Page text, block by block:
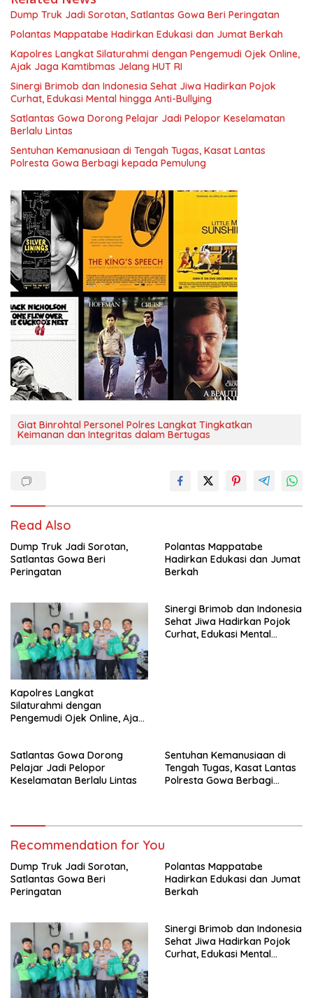
Dump Truk Jadi Sorotan, Satlantas Gowa Beri Peringatan
Polantas Mappatabe Hadirkan Edukasi dan Jumat Berkah
Kapolres Langkat Silaturahmi dengan Pengemudi Ojek Online,
Ajak Jaga Kamtibmas Jelang HUT RI
Sinergi Brimob dan Indonesia Sehat Jiwa Hadirkan Pojok
Curhat, Edukasi Mental hingga Anti-Bullying
Satlantas Gowa Dorong Pelajar Jadi Pelopor Keselamatan
Berlalu Lintas
Sentuhan Kemanusiaan di Tengah Tugas, Kasat Lantas
Polresta Gowa Berbagi kepada Pemulung
Giat Binrohtal Personel Polres Langkat Tingkatkan
Keimanan dan Integritas dalam Bertugas
Read Also
Dump Truk Jadi Sorotan,
Satlantas Gowa Beri
Peringatan
Polantas Mappatabe
Hadirkan Edukasi dan Jumat
Berkah
Kapolres Langkat
Silaturahmi dengan
Pengemudi Ojek Online, Ajak
Sinergi Brimob dan Indonesia
Sehat Jiwa Hadirkan Pojok
Curhat, Edukasi Mental
Satlantas Gowa Dorong
Pelajar Jadi Pelopor
Keselamatan Berlalu Lintas
Sentuhan Kemanusiaan di
Tengah Tugas, Kasat Lantas
Polresta Gowa Berbagi
Recommendation for You
Dump Truk Jadi Sorotan,
Satlantas Gowa Beri
Peringatan
Polantas Mappatabe
Hadirkan Edukasi dan Jumat
Berkah
Sinergi Brimob dan Indonesia
Sehat Jiwa Hadirkan Pojok
Curhat, Edukasi Mental